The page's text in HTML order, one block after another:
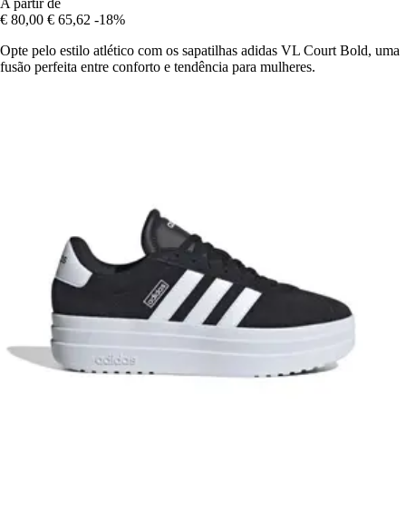
€ 80,00 € 65,62 -18%
Opte pelo estilo atlético com os sapatilhas adidas VL Court Bold, uma
fusão perfeita entre conforto e tendência para mulheres.